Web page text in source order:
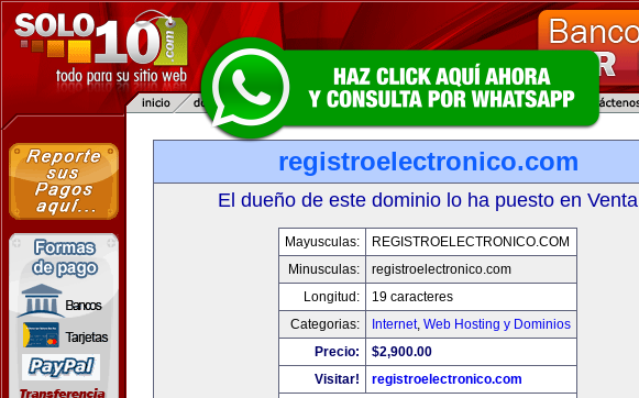
registroelectronico.com
El dueño de este dominio lo ha puesto en Venta
Mayusculas:
REGISTROELECTRONICO.COM
Minusculas:
registroelectronico.com
Longitud:
19 caracteres
Categorias:
Internet, Web Hosting y Dominios
Precio:
$2,900.00
Visitar!
registroelectronico.com